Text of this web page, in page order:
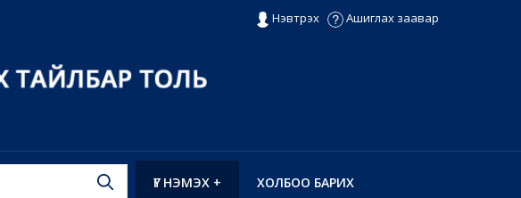
Нэвтрэх Ашиглах заавар
ХОЛБОО БАРИХ
ҮГ НЭМЭХ +